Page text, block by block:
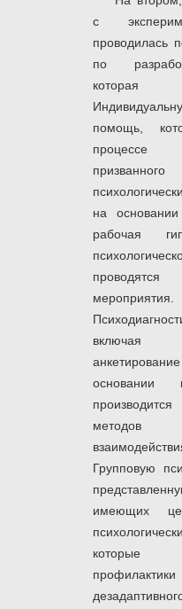
с
проводилась
по
помощь,
процессе
на основании
рабочая
включая
основании
методов
Групповую
имеющих
которые